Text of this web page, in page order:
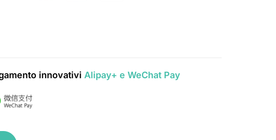
innovativi Alipay+ e WeChat Pay